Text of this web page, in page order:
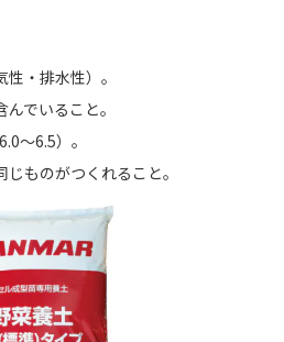
・排水性）。
でいること。
～6.5）。
ものがつくれること。